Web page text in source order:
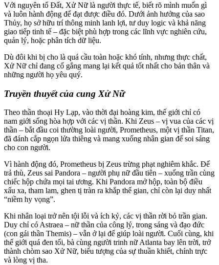
Với nguyên tố Đất, Xử Nữ là người thực tế, biết rõ mình muốn gì
và luôn hành động để đạt được điều đó. Dưới ảnh hưởng của sao
Thủy, họ sở hữu trí thông minh lanh lợi, tư duy logic và khả năng
giao tiếp tinh tế – đặc biệt phù hợp trong các lĩnh vực nghiên cứu,
quản lý, hoặc phân tích dữ liệu.
Dù đôi khi bị cho là quá cầu toàn hoặc khó tính, nhưng thực chất,
Xử Nữ chỉ đang cố gắng mang lại kết quả tốt nhất cho bản thân và
những người họ yêu quý.
Truyền thuyết của cung Xử Nữ
Theo thần thoại Hy Lạp, vào thời đại hoàng kim, thế giới chỉ có
nam giới sống hòa hợp với các vị thần. Khi Zeus – vị vua của các vị
thần – bắt đầu coi thường loài người, Prometheus, một vị thần Titan,
đã đánh cắp ngọn lửa thiêng và mang xuống nhân gian để soi sáng
cho con người.
Vì hành động đó, Prometheus bị Zeus trừng phạt nghiêm khắc. Để
trả thù, Zeus sai Pandora – người phụ nữ đầu tiên – xuống trần cùng
chiếc hộp chứa mọi tai ương. Khi Pandora mở hộp, toàn bộ điều
xấu xa, tham lam, ghen tị tràn ra khắp thế gian, chỉ còn lại duy nhất
“niềm hy vọng”.
Khi nhân loại trở nên tội lỗi và ích kỷ, các vị thần rời bỏ trần gian.
Duy chỉ có Astraea – nữ thần của công lý, trong sáng và đạo đức
(con gái thần Themis) – vẫn ở lại để giúp loài người. Cuối cùng, khi
thế giới quá đen tối, bà cùng người trinh nữ Atlanta bay lên trời, trở
thành chòm sao Xử Nữ, biểu tượng của sự thuần khiết, chính trực
và lòng vị tha.